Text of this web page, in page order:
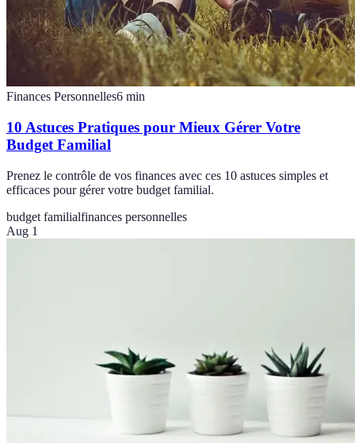
Finances Personnelles6 min
10 Astuces Pratiques pour Mieux Gérer Votre
Budget Familial
Prenez le contrôle de vos finances avec ces 10 astuces simples et
efficaces pour gérer votre budget familial.
budget familialfinances personnelles
Aug 1